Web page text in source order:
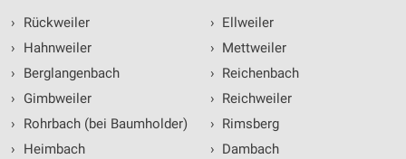
›
Rückweiler
›
Hahnweiler
›
Berglangenbach
›
Gimbweiler
›
Rohrbach (bei Baumholder)
›
Heimbach
› Ellweiler
› Mettweiler
› Reichenbach
› Reichweiler
› Rimsberg
› Dambach
Notwendig
Performance
Funktional
Werbung